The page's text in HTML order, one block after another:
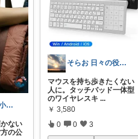
mosamosa🐾小さめバッグの日々✨
ない
の公
そらお 日々の役立った情報公開ー
マウスを持ち歩きたくない
人に。タッチパッド一体型
のワイヤレスキ ...
￥ 3,580
0 0 3